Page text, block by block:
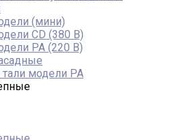
(мини)
CD (380 В)
РА (220 В)
модели РА